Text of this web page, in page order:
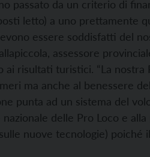
passato da un criterio di
letto) a uno prettamente
essere soddisfatti del
assessore
ai risultati turistici. “La
ma anche al benessere
punta ad un sistema del
nazionale delle Pro Loco e
nuove tecnologie) poiché